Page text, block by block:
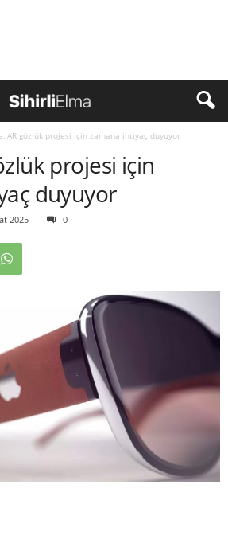
AR gözlük projesi için zamana ihtiyaç duyuyor
projesi için
duyuyor
2025 0